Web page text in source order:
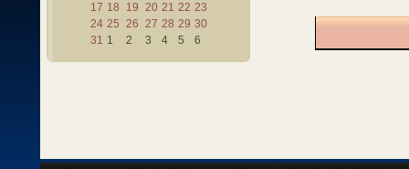
17 18 19 20 21 22 23
24 25 26 27 28 29 30
31 1 2 3 4 5 6